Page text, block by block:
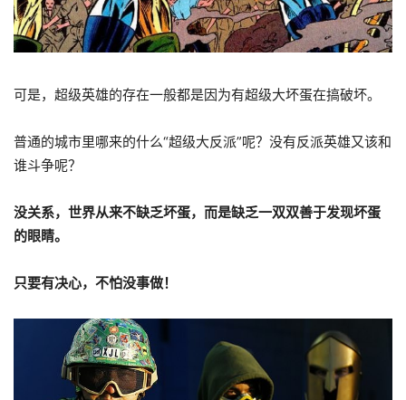
可是，超级英雄的存在一般都是因为有超级大坏蛋在搞破坏。
普通的城市里哪来的什么“超级大反派”呢？没有反派英雄又该和
谁斗争呢？
没关系，世界从来不缺乏坏蛋，而是缺乏一双双善于发现坏蛋
的眼睛。
只要有决心，不怕没事做！